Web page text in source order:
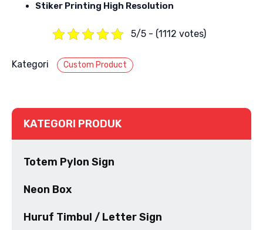
Stiker Printing High Resolution
5/5 - (1112 votes)
Kategori Custom Product
KATEGORI PRODUK
Totem Pylon Sign
Neon Box
Huruf Timbul / Letter Sign